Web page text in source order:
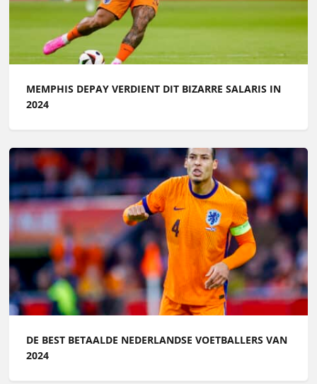
MEMPHIS DEPAY VERDIENT DIT BIZARRE SALARIS IN
2024
DE BEST BETAALDE NEDERLANDSE VOETBALLERS VAN
2024